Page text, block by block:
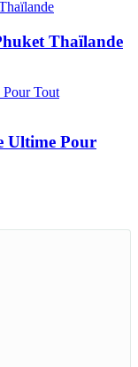
Thaïlande
Ultime Pour